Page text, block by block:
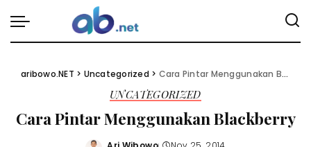
aribowo.NET > Uncategorized > Cara Pintar Menggunakan Blackberry
UNCATEGORIZED
Cara Pintar Menggunakan Blackberry